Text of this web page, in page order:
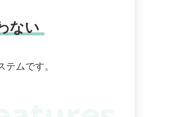
ない
ムです。